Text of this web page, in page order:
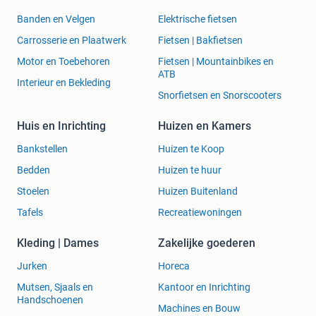
Banden en Velgen
Carrosserie en Plaatwerk
Motor en Toebehoren
Interieur en Bekleding
Elektrische fietsen
Fietsen | Bakfietsen
Fietsen | Mountainbikes en
ATB
Snorfietsen en Snorscooters
Huis en Inrichting
Bankstellen
Bedden
Stoelen
Tafels
Huizen en Kamers
Huizen te Koop
Huizen te huur
Huizen Buitenland
Recreatiewoningen
Kleding | Dames
Jurken
Mutsen, Sjaals en
Handschoenen
Zakelijke goederen
Horeca
Kantoor en Inrichting
Machines en Bouw